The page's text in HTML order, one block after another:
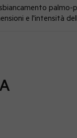
e l'intensità